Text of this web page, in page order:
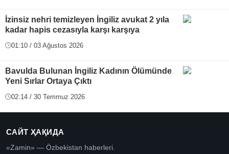
İzinsiz nehri temizleyen İngiliz avukat 2 yıla
kadar hapis cezasıyla karşı karşıya
01:10 / 03 Ağustos 2026
Bavulda Bulunan İngiliz Kadının Ölümünde
Yeni Sırlar Ortaya Çıktı
02:14 / 30 Temmuz 2026
САЙТ ҲАҚИДА
«Zamin» — Özbekistan haberleri.